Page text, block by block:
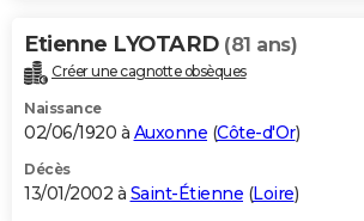
Etienne LYOTARD (81 ans)
Créer une cagnotte obsèques
Naissance
02/06/1920 à Auxonne (Côte-d'Or)
Décès
13/01/2002 à Saint-Étienne (Loire)